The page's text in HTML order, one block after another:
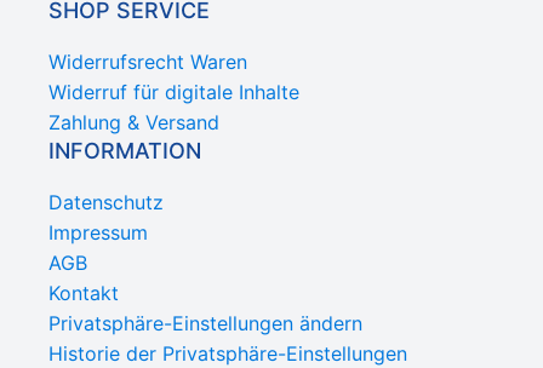
SHOP SERVICE
Widerrufsrecht Waren
Widerruf für digitale Inhalte
Zahlung & Versand
INFORMATION
Datenschutz
Impressum
AGB
Kontakt
Privatsphäre-Einstellungen ändern
Historie der Privatsphäre-Einstellungen